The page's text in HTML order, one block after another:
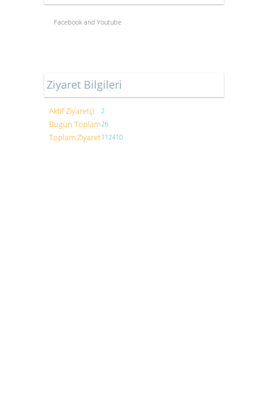
Facebook and Youtube
Ziyaret Bilgileri
Aktif Ziyaretçi 2
Bugün Toplam26
Toplam Ziyaret112410